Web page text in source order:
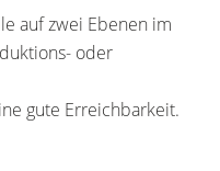
auf zwei Ebenen im
oder
gute Erreichbarkeit.